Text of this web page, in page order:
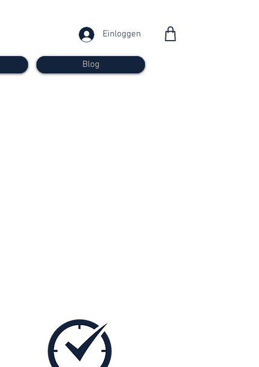
Einloggen
Blog